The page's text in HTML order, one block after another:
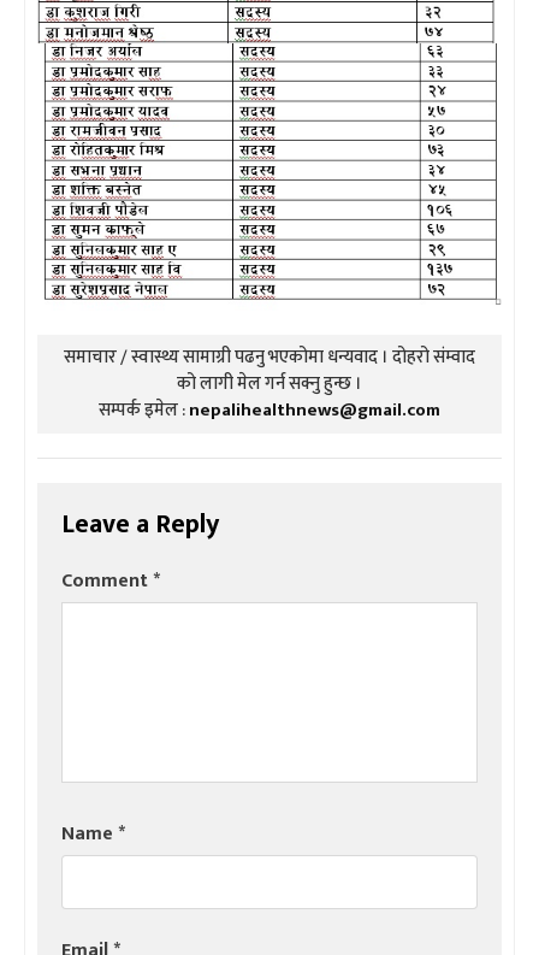
समाचार / स्वास्थ्य सामाग्री पढनु भएकोमा धन्यवाद । दोहरो संम्वाद
को लागी मेल गर्न सक्नु हुन्छ ।
सम्पर्क इमेल :nepalihealthnews@gmail.com
Leave a Reply
Comment*
Name*